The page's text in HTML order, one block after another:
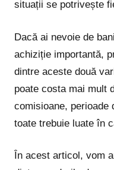
situații se potrivește
Dacă ai nevoie de
achiziție importantă,
dintre aceste două
poate costa mai mult
comisioane,
toate trebuie luate în
În acest articol, vom